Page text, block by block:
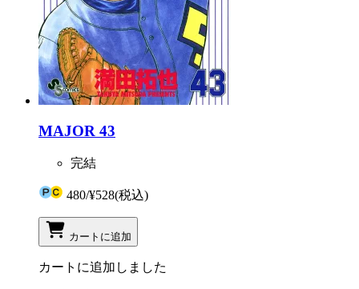
MAJOR 43
完結
480/¥528(税込)
カートに追加
カートに追加しました